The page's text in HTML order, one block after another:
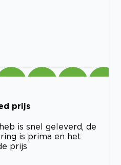
prijs
is snel geleverd, de
is prima en het
prijs